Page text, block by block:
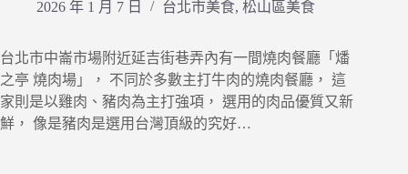
2026 年 1 月 7 日 台北市美食, 松山區美食
台北市中崙市場附近延吉街巷弄內有一間燒肉餐廳「燔
之亭 燒肉場」， 不同於多數主打牛肉的燒肉餐廳， 這
家則是以雞肉、豬肉為主打強項， 選用的肉品優質又新
鮮， 像是豬肉是選用台灣頂級的究好…